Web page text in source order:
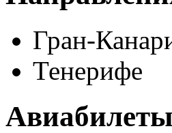
Гран-
Тенерифе
Авиабилеты